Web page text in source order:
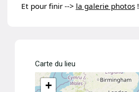
Et pour finir --> la galerie photos!
Carte du lieu
+